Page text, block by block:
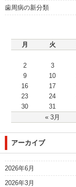
歯周病の新分類
月
火
« 3月
2
3
9
10
16
17
23
24
30
31
アーカイブ
2026年6月
2026年3月